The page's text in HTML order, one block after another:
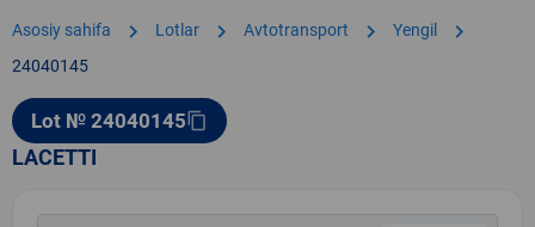
Asosiy sahifa chevron_right Lotlar chevron_right Avtotransport chevron_right Yengil chevron_right
24040145
Lot № 24040145content_copy
LACETTI